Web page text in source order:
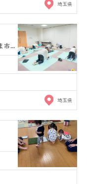
埼玉県
見守り保育付き骨盤スリムヨガ【さいたま市浦和 産…
埼玉県